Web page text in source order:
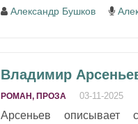
Александр Бушков
Владимир
РОМАН, ПРОЗА 03-11-2025
Арсеньев описывает